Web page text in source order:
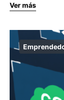
Ver más